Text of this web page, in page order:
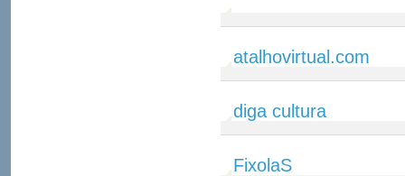
atalhovirtual.com
diga cultura
FixolaS